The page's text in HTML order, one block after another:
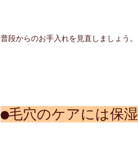
普段からのお手入れを見直しましょう。
●毛穴のケアには保